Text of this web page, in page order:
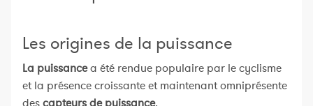
Les origines de la puissance
La puissancea été rendue populaire par le cyclisme
et la présence croissante et maintenant omniprésente